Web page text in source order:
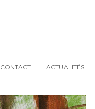
CONTACT ACTUALITÉS